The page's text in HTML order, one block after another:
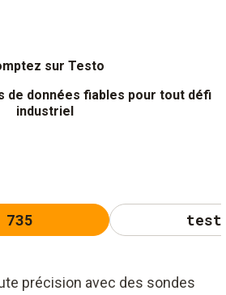
sur Testo
de données fiables pour tout défi
industriel
précision avec des sondes